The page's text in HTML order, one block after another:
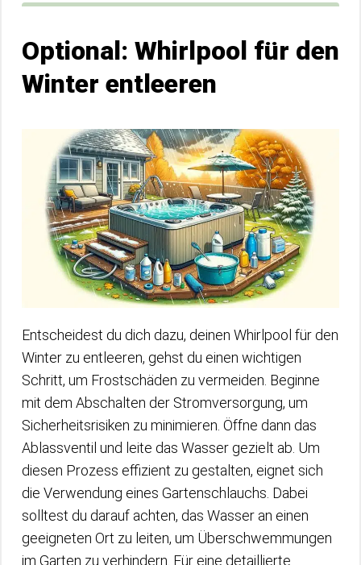
Optional: Whirlpool für den
Winter entleeren
Entscheidest du dich dazu, deinen Whirlpool für den
Winter zu entleeren, gehst du einen wichtigen
Schritt, um Frostschäden zu vermeiden. Beginne
mit dem Abschalten der Stromversorgung, um
Sicherheitsrisiken zu minimieren. Öffne dann das
Ablassventil und leite das Wasser gezielt ab. Um
diesen Prozess effizient zu gestalten, eignet sich
die Verwendung eines Gartenschlauchs. Dabei
solltest du darauf achten, das Wasser an einen
geeigneten Ort zu leiten, um Überschwemmungen
im Garten zu verhindern. Für eine detaillierte